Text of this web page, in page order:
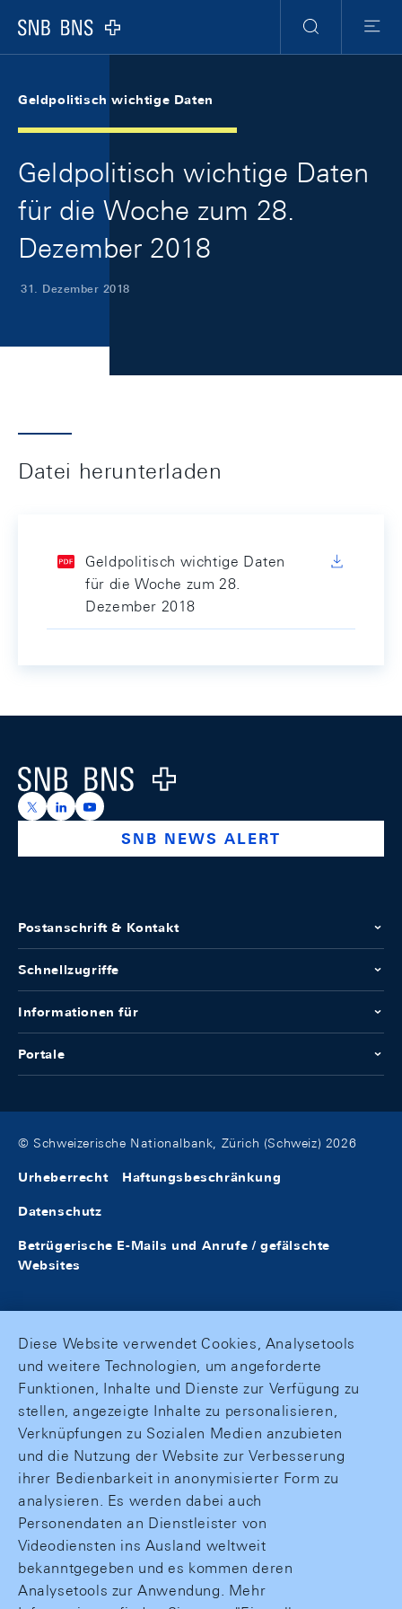
Logo
Suche
Menu
Geldpolitisch wichtige Daten
Geldpolitisch wichtige Daten
für die Woche zum 28.
Dezember 2018
31. Dezember 2018
Datei herunterladen
Geldpolitisch wichtige Daten
für die Woche zum 28.
Dezember 2018
Logo
https://x.com/snb_bns
https://ch.linkedin.com/company/swiss-national-
https://www.youtube.com/@swissnationalbank
SNB NEWS ALERT
Postanschrift & Kontakt
Schnellzugriffe
Informationen für
Portale
© Schweizerische Nationalbank, Zürich (Schweiz) 2026
Urheberrecht Haftungsbeschränkung
Datenschutz
Betrügerische E-Mails und Anrufe / gefälschte
Websites
Diese Website verwendet Cookies, Analysetools
und weitere Technologien, um angeforderte
Funktionen, Inhalte und Dienste zur Verfügung zu
stellen, angezeigte Inhalte zu personalisieren,
Verknüpfungen zu Sozialen Medien anzubieten
und die Nutzung der Website zur Verbesserung
ihrer Bedienbarkeit in anonymisierter Form zu
analysieren. Es werden dabei auch
Personendaten an Dienstleister von
Videodiensten ins Ausland weltweit
bekanntgegeben und es kommen deren
Analysetools zur Anwendung. Mehr